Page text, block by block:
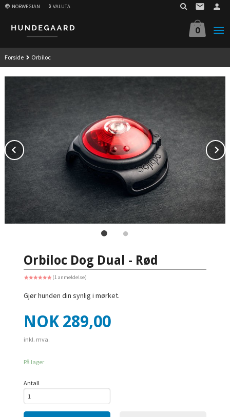
Gå
innholdet
NORWEGIAN VALUTA
0
Forside Orbiloc
Prev
Orbiloc Dog Dual - Rød
(1 anmeldelse)
Gjør hunden din synlig i mørket.
Pris
NOK 289,00
inkl. mva.
På lager
Antall